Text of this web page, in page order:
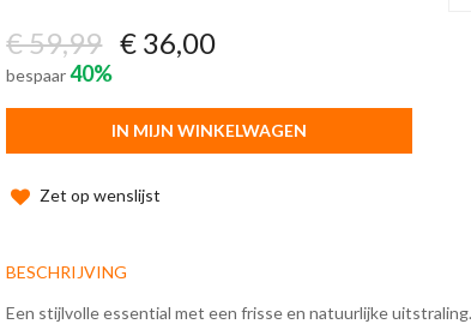
€ 59,99 € 36,00
bespaar40%
IN MIJN WINKELWAGEN
Zet op wenslijst
BESCHRIJVING
Een stijlvolle essential met een frisse en natuurlijke